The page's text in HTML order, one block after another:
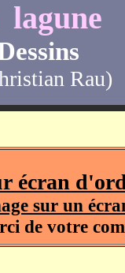
Rau)
écran
sur un
de votre